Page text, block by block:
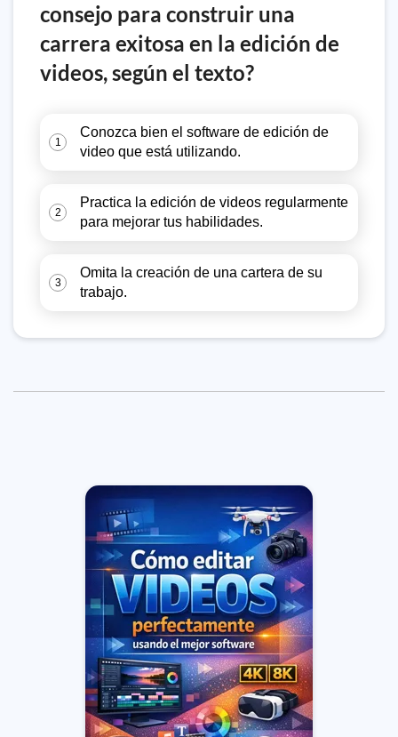
consejo para construir una
carrera exitosa en la edición de
videos, según el texto?
1
Conozca bien el software de edición de
video que está utilizando.
2
Practica la edición de videos regularmente
para mejorar tus habilidades.
3
Omita la creación de una cartera de su
trabajo.